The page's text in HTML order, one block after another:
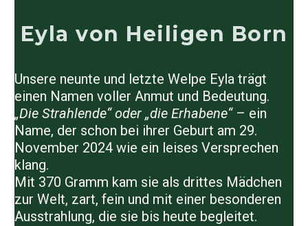
Eyla von Heiligen Born
Unsere neunte und letzte Welpe Eyla trägt
einen Namen voller Anmut und Bedeutung.
„Die Strahlende“ oder „die Erhabene“– ein
Name, der schon bei ihrer Geburt am 29.
November 2024 wie ein leises Versprechen
klang.
Mit 370 Gramm kam sie als drittes Mädchen
zur Welt, zart, fein und mit einer besonderen
Ausstrahlung, die sie bis heute begleitet.